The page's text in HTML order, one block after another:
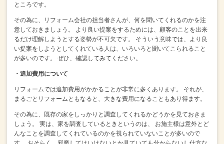
ところです。
その為に、リフォーム会社の担当者さんが、何を聞いてくれるのかを注
意しておきましょう。
より良い提案をするためには、顧客のことを出来
るだけ理解しようとする姿勢が不可欠です。
そういう意味では、より良
い提案をしようとしてくれている人は、いろいろと聞いてこられること
が多いのです。
ぜひ、確認してみてください。
・追加費用について
リフォームでは追加費用がかかることが非常に多くあります。
それが、
まるごとリフォームともなると、大きな費用になることもあり得ます。
その為に、既存の家をしっかりと調査してくれるかどうかを見ておきま
しょう。
実は、家を調査しているときというのは、
お施主様は意外とど
んなことを調査してくれているのかを視られていないことが多いので